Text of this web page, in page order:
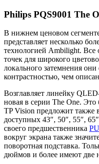
Philips PQS9001 The
В нижнем ценовом
представляет несколько
технологией Ambilight.
точек для широкого
локального затемнения
контрастностью, чем
Возглавляет линейку
новая в серии The One. Это
TP Vision предложит
доступных 43″, 50″, 55″,
своего предшественника
вокруг экрана также
поворотная подставка.
дюймов и более имеют две